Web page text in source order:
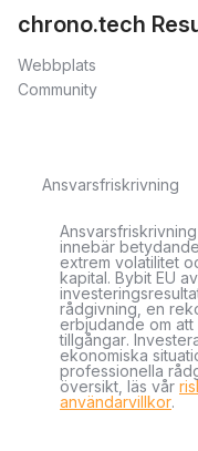
chrono.tech
Webbplats
Community
Ansvarsfriskrivning
innebär
extrem volatilitet
kapital. Bybit EU
rådgivning, en
erbjudande om
tillgångar.
ekonomiska
professionella
översikt, läs vår
användarvillkor.